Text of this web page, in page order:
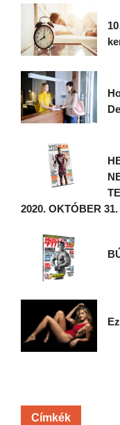
2020. OKTÓBER 31.
Címkék